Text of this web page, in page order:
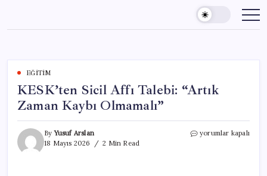
content
EĞITIM
KESK’ten Sicil Affı Talebi: “Artık
Zaman Kaybı Olmamalı”
ByYusuf Arslan
18 Mayıs 2026
2 Min Read
KESK’ten
yorumlar kapalı